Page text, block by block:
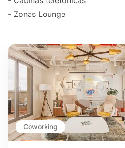
- Zonas Lounge
Coworking